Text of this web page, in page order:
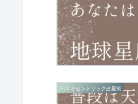
へリオセントリック占星術